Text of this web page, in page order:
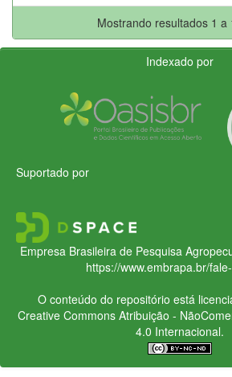
Mostrando resultados 1 a
Indexado por
Suportado por
Empresa Brasileira de Pesquisa
https://www.embrapa.br/
O conteúdo do repositório está
Creative CommonsAtribuição -
4.0 Internacional.